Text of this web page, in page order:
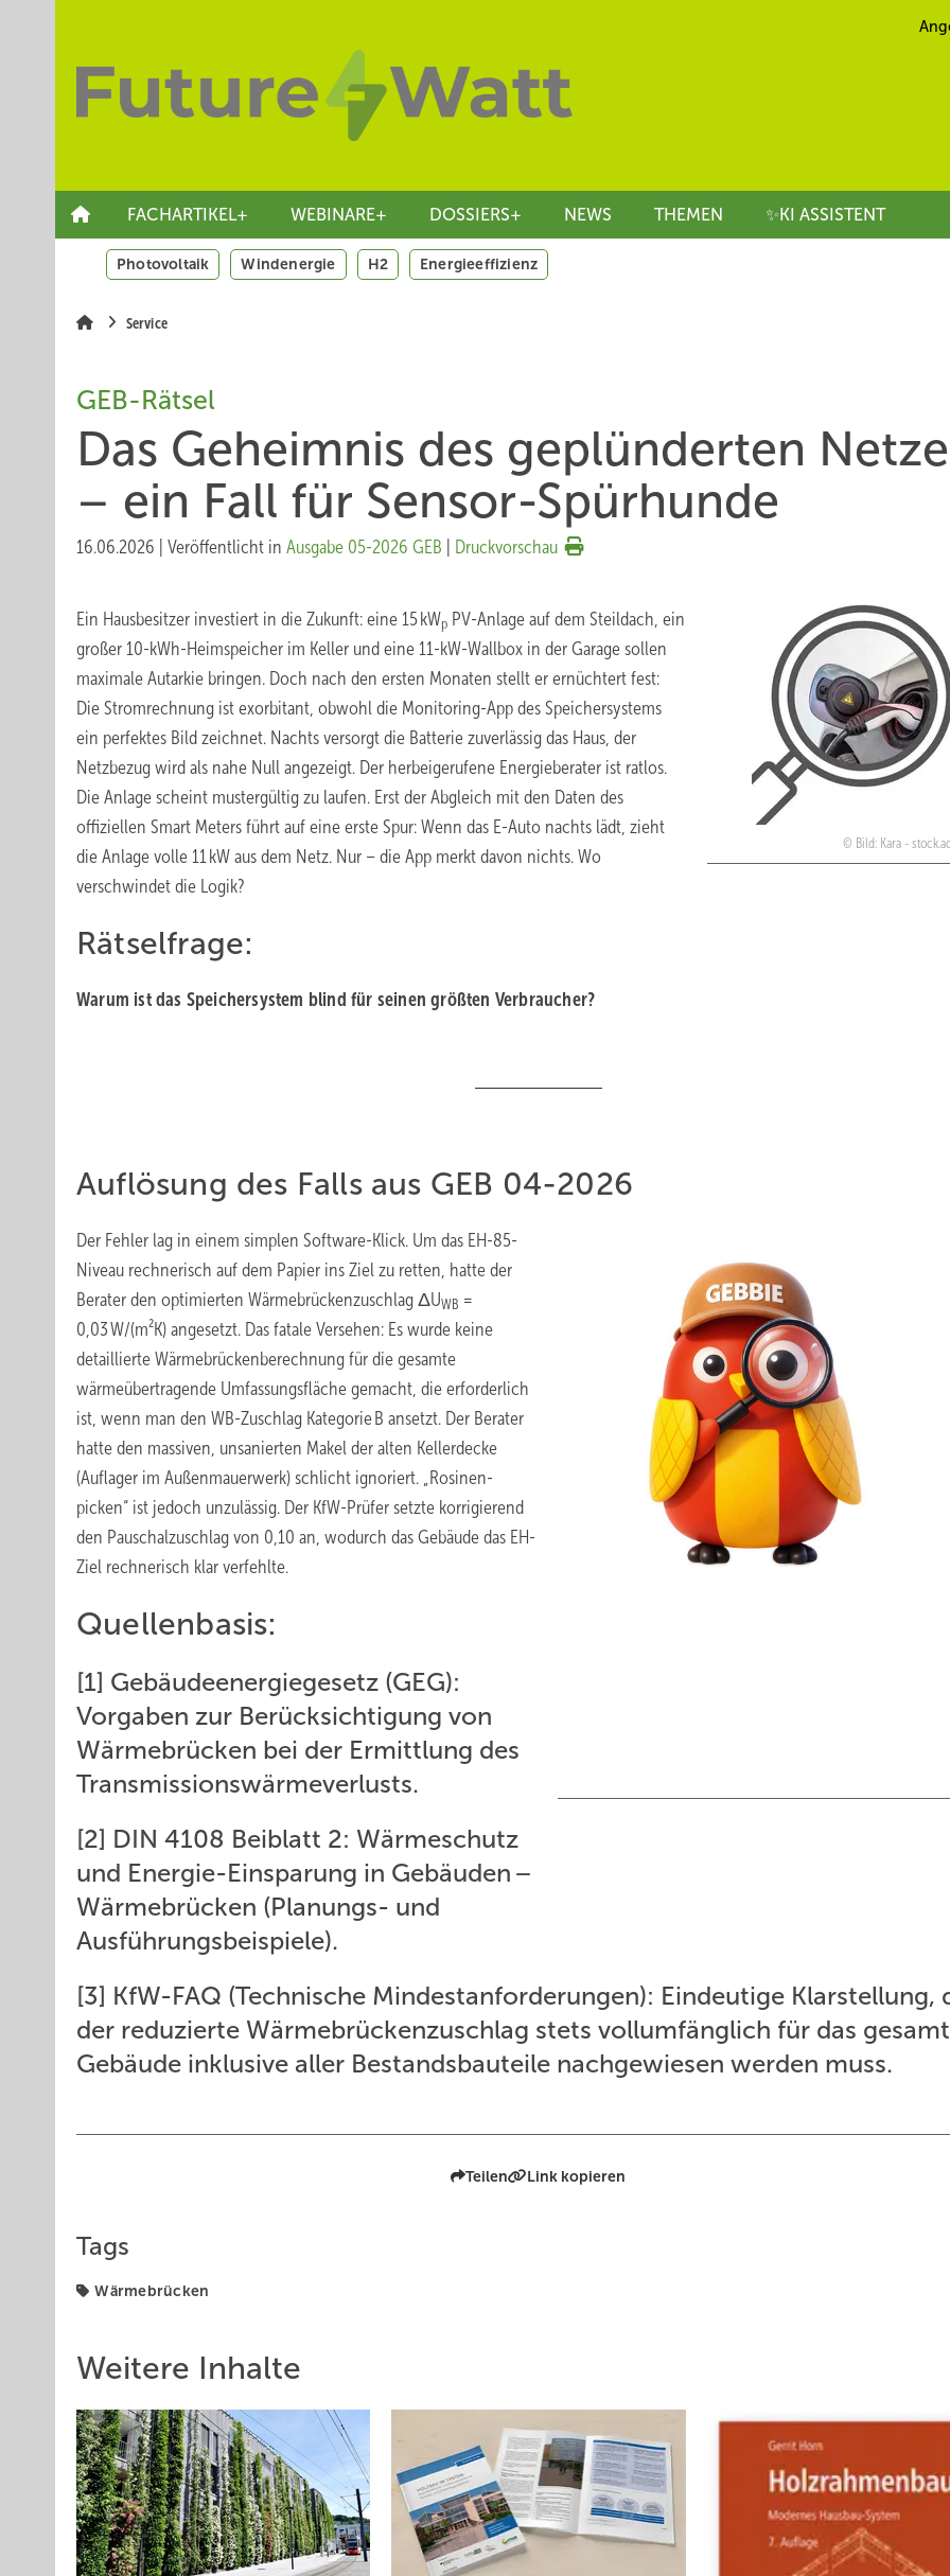
FACHARTIKEL+ WEBINARE+ DOSSIERS+ NEWS THEMEN ✨KI ASSISTENT
Photovoltaik Windenergie H2 Energieeffizienz
Service
GEB-Rätsel
Das Geheimnis des geplünderten
– ein Fall für Sensor-Spürhunde
16.06.2026 Veröffentlicht in Ausgabe 05-2026 GEB Druckvorschau
Bild: Kara -
Ein Hausbesitzer investiert in die Zukunft: eine 15 kWp PV-Anlage auf dem Steildach, ein
großer 10-kWh-Heimspeicher im Keller und eine 11-kW-Wallbox in der Garage sollen
maximale Autarkie bringen. Doch nach den ersten Monaten stellt er ernüchtert fest:
Die Stromrechnung ist exorbitant, obwohl die Monitoring-App des Speichersystems
ein perfektes Bild zeichnet. Nachts versorgt die Batterie zuverlässig das Haus, der
Netzbezug wird als nahe Null angezeigt. Der herbeigerufene Energieberater ist ratlos.
Die Anlage scheint mustergültig zu laufen. Erst der Abgleich mit den Daten des
offiziellen Smart Meters führt auf eine erste Spur: Wenn das E-Auto nachts lädt, zieht
die Anlage volle 11 kW aus dem Netz. Nur – die App merkt davon nichts. Wo
verschwindet die Logik?
Rätselfrage:
Warum ist das Speichersystem blind für seinen größten Verbraucher?
Auflösung des Falls aus GEB 04-2026
Der Fehler lag in einem simplen Software-Klick. Um das EH-85-
Niveau rechnerisch auf dem Papier ins Ziel zu retten, hatte der
Berater den ­optimierten Wärmebrückenzuschlag ΔUWB =
0,03 W/(m²K) angesetzt. Das fatale Versehen: Es wurde keine
detaillierte Wärmebrücken­berechnung für die gesamte
wärmeübertragende Umfassungsfläche gemacht, die erforderlich
ist, wenn man den WB-Zuschlag Kategorie B ansetzt. Der Berater
hatte den massiven, unsanierten Makel der alten Kellerdecke
(Auflager im Außenmauerwerk) schlicht ignoriert. „Rosinen­
picken“ ist jedoch unzulässig. Der KfW-Prüfer setzte korrigierend
den Pauschalzuschlag von 0,10 an, wodurch das Gebäude das EH-
Ziel rechnerisch klar verfehlte.
Quellenbasis:
[1] Gebäudeenergiegesetz (GEG):
Vorgaben zur Berücksichtigung von
Wärme­brücken bei der Ermittlung des
Transmissionswärmeverlusts.
[2] DIN 4108 Beiblatt 2: Wärmeschutz
und Energie-Einsparung in ­Gebäuden –
Wärmebrücken (Planungs- und
Ausführungsbeispiele).
[3] KfW-FAQ (Technische Mindestanforderungen): Eindeutige Klarstellung,
der reduzierte Wärmebrückenzuschlag stets vollumfänglich für das
Gebäude inklusive aller Bestandsbauteile nachgewiesen werden muss.
Teilen Link kopieren
Tags
Wärmebrücken
Weitere Inhalte